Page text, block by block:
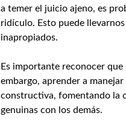
a temer el juicio ajeno, es
ridículo. Esto puede
inapropiados.
Es importante reconocer
embargo, aprender a
constructiva, fomentando la
genuinas con los demás.